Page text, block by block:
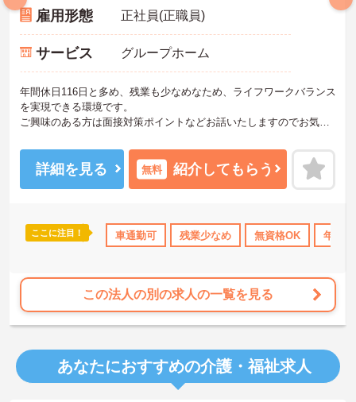
残業少なめ 無資格OK 年間休日110日以上 資格取得サポ
雇用形態 正社員(正職員)
サービス グループホーム
年間休日116日と多め、残業も少なめなため、ライフワークバランス
を実現できる環境です。
ご興味のある方は面接対策ポイントなどお話いたしますのでお気軽
詳細を見る 無料 紹介してもらう
ここに注目！ 車通勤可 残業少なめ 無資格OK 年間
この法人の別の求人の一覧を見る
あなたにおすすめの介護・福祉求人